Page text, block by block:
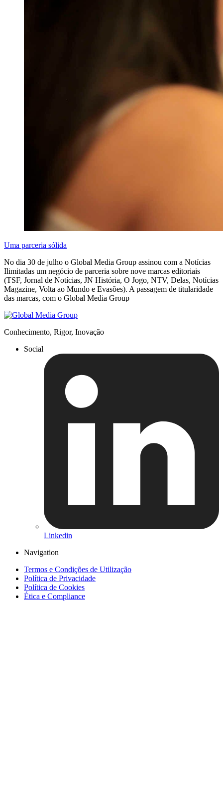
Uma parceria sólida
No dia 30 de julho o Global Media Group assinou com a Notícias
Ilimitadas um negócio de parceria sobre nove marcas editoriais
(TSF, Jornal de Notícias, JN História, O Jogo, NTV, Delas, Notícias
Magazine, Volta ao Mundo e Evasões). A passagem de titularidade
das marcas, com o Global Media Group
Conhecimento, Rigor, Inovação
Social
Linkedin
Navigation
Termos e Condições de Utilização
Política de Privacidade
Política de Cookies
Ética e Compliance